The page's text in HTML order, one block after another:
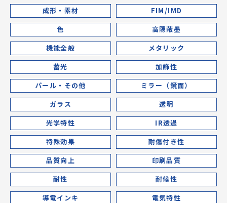
成形・素材
FIM/IMD
色
高隠蔽墨
機能全般
メタリック
蓄光
加飾性
パール・その他
ミラー（鏡面）
ガラス
透明
光学特性
IR透過
特殊効果
耐傷付き性
品質向上
印刷品質
耐性
耐候性
導電インキ
電気特性